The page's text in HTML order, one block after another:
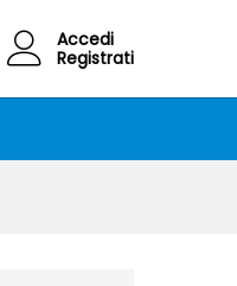
Accedi
Registrati